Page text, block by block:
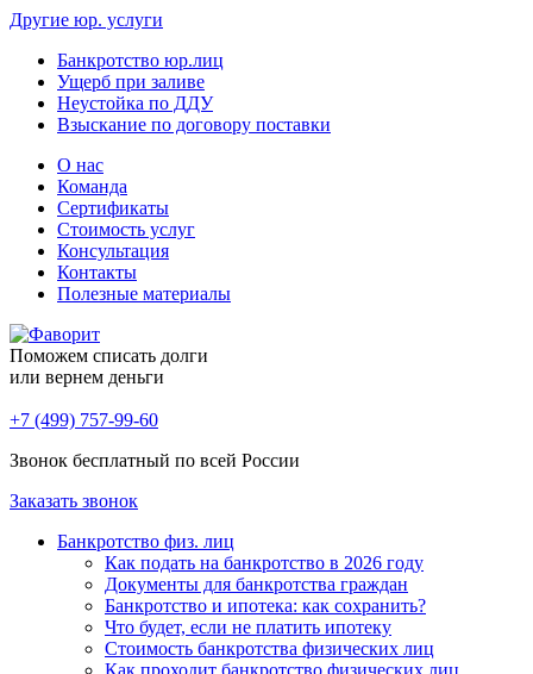
Другие юр. услуги
Банкротство юр.лиц
Ущерб при заливе
Неустойка по ДДУ
Взыскание по договору поставки
О нас
Команда
Сертификаты
Стоимость услуг
Консультация
Контакты
Полезные материалы
Поможем списать долги
или вернем деньги
+7 (499) 757-99-60
Звонок бесплатный по всей России
Заказать звонок
Банкротство физ. лиц
Как подать на банкротство в 2026 году
Документы для банкротства граждан
Банкротство и ипотека: как сохранить?
Что будет, если не платить ипотеку
Стоимость банкротства физических лиц
Как проходит банкротство физических лиц